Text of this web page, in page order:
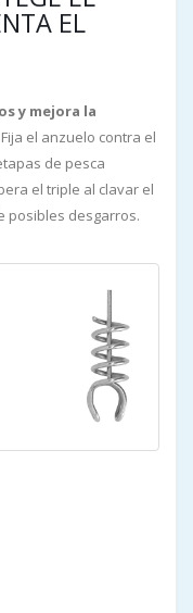
EL
y mejora la
el anzuelo contra el
de pesca
el triple al clavar el
posibles desgarros.